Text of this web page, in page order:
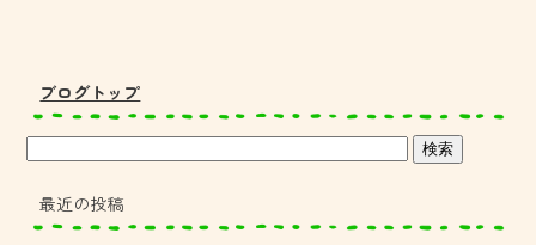
ブログトップ
最近の投稿